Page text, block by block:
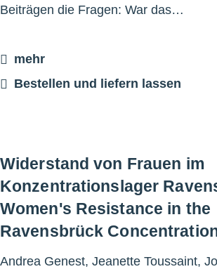
Beiträgen die Fragen: War das…
mehr
Bestellen und liefern lassen
Widerstand von Frauen im
Konzentrationslager
Women's Resistance in the
Ravensbrück
Andrea Genest, Jeanette Toussaint,